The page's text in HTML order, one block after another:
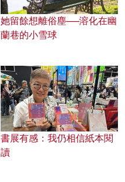
她留餘想離俗塵──溶化在幽
蘭巷的小雪球
書展有感：我仍相信紙本閱
讀